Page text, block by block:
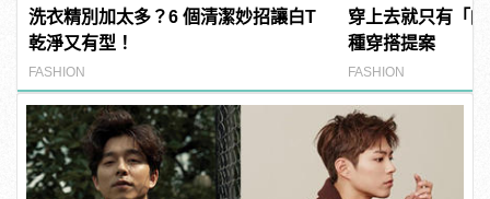
洗衣精別加太多？6 個清潔妙招讓白T
乾淨又有型！
FASHION
穿上去就只有「
種穿搭提案
FASHION